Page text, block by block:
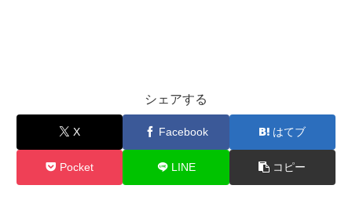
シェアする
X Facebook はてブ
Pocket LINE コピー